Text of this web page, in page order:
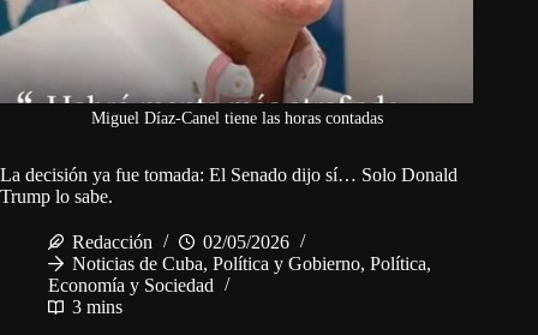
Miguel Díaz-Canel tiene las horas contadas
La decisión ya fue tomada: El Senado dijo sí… Solo Donald
Trump lo sabe.
Redacción
02/05/2026
Noticias de Cuba, Política y Gobierno, Política,
Economía y Sociedad
3 mins